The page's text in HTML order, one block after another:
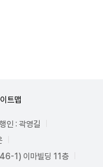
트맵
인 : 곽영길
1) 이마빌딩 11층